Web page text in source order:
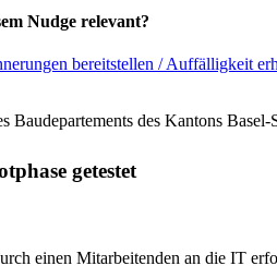
Nudge relevant?
bereitstellen / Auffälligkeit
des Kantons Basel-
getestet
einen Mitarbeitenden an die IT